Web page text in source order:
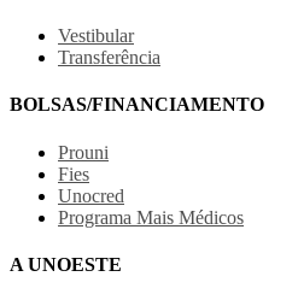
Vestibular
Transferência
BOLSAS/FINANCIAMENTO
Prouni
Fies
Unocred
Programa Mais Médicos
A UNOESTE